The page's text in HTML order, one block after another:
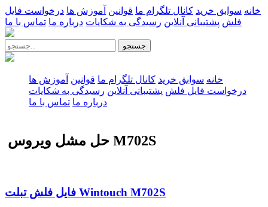
خانه سوابق خرید کانال تلگرام ما قوانین آموزش ها درخواست فایل
فلش پشتیبانی آنلاین رسیدگی به شکایات درباره ما تماس با ما
جستجو
خانه سوابق خرید کانال تلگرام ما قوانین آموزش ها
درخواست فایل فلش پشتیبانی آنلاین رسیدگی به شکایات
درباره ما تماس با ما
حل مشل ویروس M702S
فایل فلش تبلت Wintouch M702S